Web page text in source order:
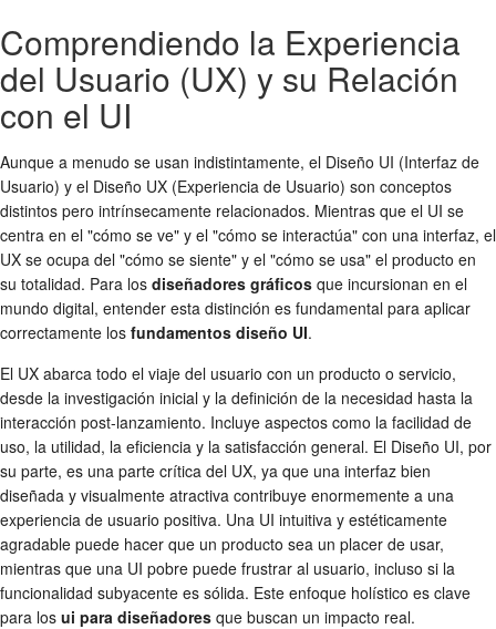
Comprendiendo la Experiencia
del Usuario (UX) y su Relación
con el UI
Aunque a menudo se usan indistintamente, el Diseño UI (Interfaz de
Usuario) y el Diseño UX (Experiencia de Usuario) son conceptos
distintos pero intrínsecamente relacionados. Mientras que el UI se
centra en el "cómo se ve" y el "cómo se interactúa" con una interfaz, el
UX se ocupa del "cómo se siente" y el "cómo se usa" el producto en
su totalidad. Para los diseñadores gráficos que incursionan en el
mundo digital, entender esta distinción es fundamental para aplicar
correctamente los fundamentos diseño UI.
El UX abarca todo el viaje del usuario con un producto o servicio,
desde la investigación inicial y la definición de la necesidad hasta la
interacción post-lanzamiento. Incluye aspectos como la facilidad de
uso, la utilidad, la eficiencia y la satisfacción general. El Diseño UI, por
su parte, es una parte crítica del UX, ya que una interfaz bien
diseñada y visualmente atractiva contribuye enormemente a una
experiencia de usuario positiva. Una UI intuitiva y estéticamente
agradable puede hacer que un producto sea un placer de usar,
mientras que una UI pobre puede frustrar al usuario, incluso si la
funcionalidad subyacente es sólida. Este enfoque holístico es clave
para los ui para diseñadores que buscan un impacto real.